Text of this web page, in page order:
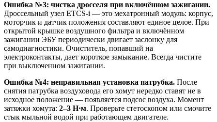
Ошибка №3: чистка дросселя при включённом зажигании.
Дроссельный узел ETCS-i — это мехатронный модуль: корпус,
моторчик и датчик положения составляют единое целое. При
открытой крышке воздушного фильтра и включённом
зажигании ЭБУ периодически двигает заслонку для
самодиагностики. Очиститель, попавший на
электроконтакты, дает короткое замыкание. Всегда чистите
при выключенном зажигании.
Ошибка №4: неправильная установка патрубка. После
снятия патрубка воздуховода его хомут нередко ставят не в
исходное положение — появляется подсос воздуха. Момент
затяжки хомута: 2–3 Н·м. Проверьте стетоскопом или смочите
стык мыльной водой при работающем двигателе.